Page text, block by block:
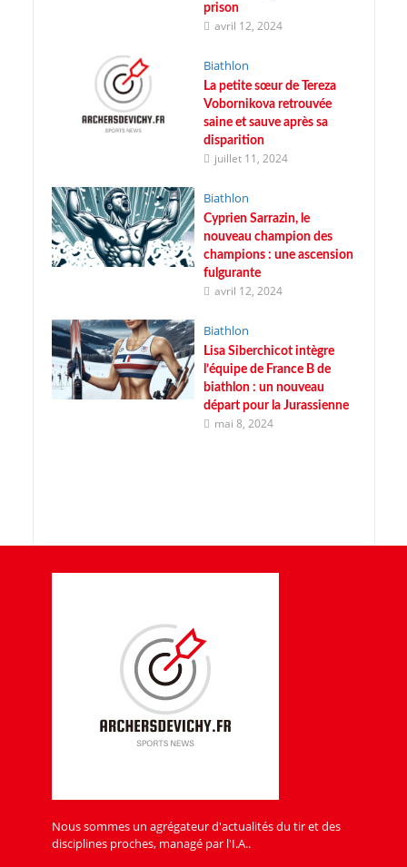
prison
avril 12, 2024
Biathlon
La petite sœur de Tereza
Vobornikova retrouvée
saine et sauve après sa
disparition
juillet 11, 2024
Biathlon
Cyprien Sarrazin, le
nouveau champion des
champions : une ascension
fulgurante
avril 12, 2024
Biathlon
Lisa Siberchicot intègre
l’équipe de France B de
biathlon : un nouveau
départ pour la Jurassienne
mai 8, 2024
Nous sommes un agrégateur d'actualités du tir et des
disciplines proches, managé par l'I.A..